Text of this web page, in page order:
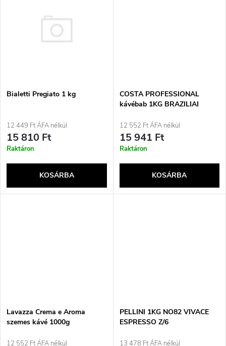
é
e
j
a
Bialetti Pregiato 1 kg
12 449 Ft ÁFA nélkül
15 810 Ft
Raktáron
KOSÁRBA
COSTA PROFESSIONAL
kávébab 1KG BRAZILIAI
12 552 Ft ÁFA nélkül
15 941 Ft
Raktáron
KOSÁRBA
Lavazza Crema e Aroma
szemes kávé 1000g
12 552 Ft ÁFA nélkül
PELLINI 1KG NO82 VIVACE
ESPRESSO Z/6
13 478 Ft ÁFA nélkül